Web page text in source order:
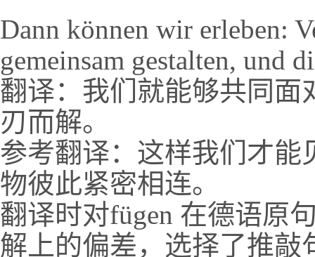
Dann können wir erleben:
gemeinsam gestalten, und
翻译：我们就能够共同面
刃而解。
参考翻译：这样我们才能
物彼此紧密相连。
翻译时对fügen 在德语原
解上的偏差，选择了推敲